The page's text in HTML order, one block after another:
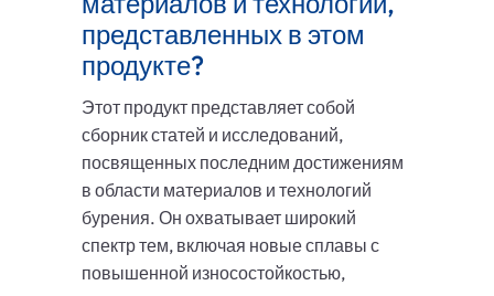
представленных в этом
продукте?
Этот продукт представляет собой
сборник статей и исследований,
посвященных последним достижениям
в области материалов и технологий
бурения. Он охватывает широкий
спектр тем, включая новые сплавы с
повышенной износостойкостью,